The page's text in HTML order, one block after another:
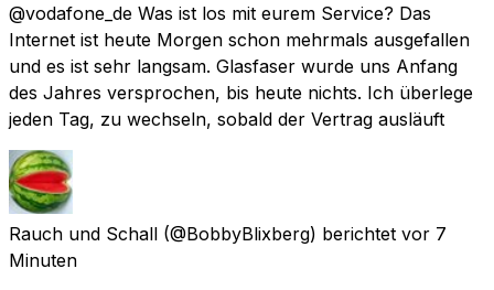
@vodafone_de Was ist los mit eurem Service? Das
Internet ist heute Morgen schon mehrmals ausgefallen
und es ist sehr langsam. Glasfaser wurde uns Anfang
des Jahres versprochen, bis heute nichts. Ich überlege
jeden Tag, zu wechseln, sobald der Vertrag ausläuft
Rauch und Schall (@BobbyBlixberg) berichtet vor 7
Minuten